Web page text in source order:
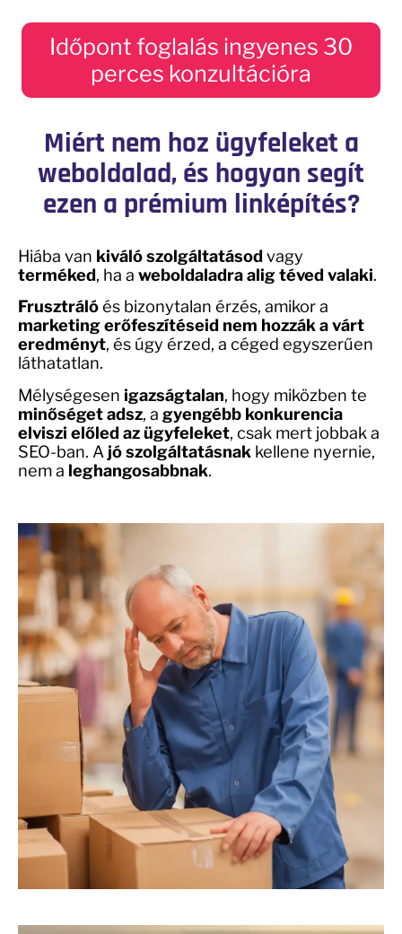
Időpont foglalás ingyenes 30
perces konzultációra
Miért nem hoz ügyfeleket a
weboldalad, és hogyan segít
ezen a prémium linképítés?
Hiába van kiváló szolgáltatásod vagy
terméked, ha a weboldaladra alig téved valaki.
Frusztrálóés bizonytalan érzés, amikor a
marketing erőfeszítéseid nem hozzák a várt
eredményt, és úgy érzed, a céged egyszerűen
láthatatlan.
Mélységesen igazságtalan, hogy miközben te
minőséget adsz, a gyengébb konkurencia
elviszi előled az ügyfeleket, csak mert jobbak a
SEO-ban. A jó szolgáltatásnak kellene nyernie,
nem a leghangosabbnak.